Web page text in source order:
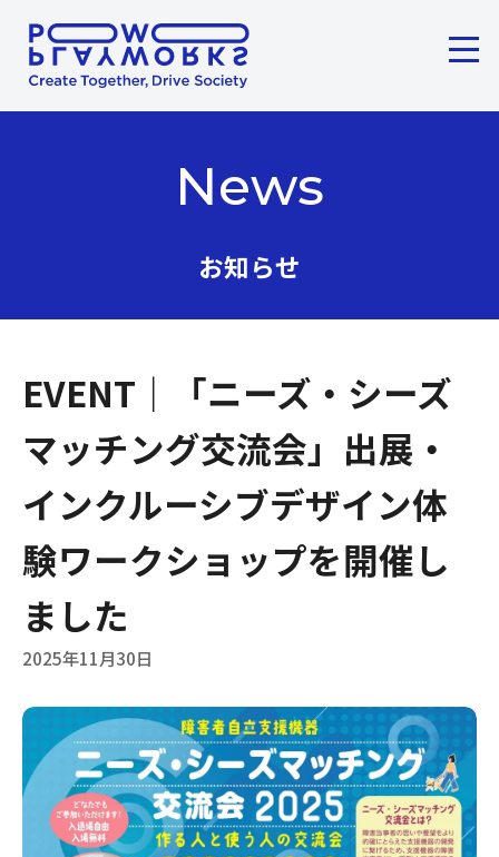
News
お知らせ
EVENT｜「ニーズ・シーズ
マッチング交流会」出展・
インクルーシブデザイン体
験ワークショップを開催し
ました
2025年11月30日